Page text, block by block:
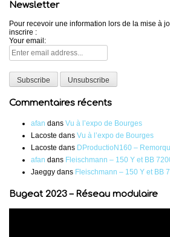
Newsletter
Pour recevoir une information lors de la mise à
inscrire :
Your email:
Commentaires récents
afan dans Vu à l’expo de Bourges
Lacoste dans Vu à l’expo de Bourges
Lacoste dans DProductioN160 –
afan dans Fleischmann – 150 Y et BB
Jaeggy dans Fleischmann – 150 Y et BB
Bugeat 2023 – Réseau modulaire